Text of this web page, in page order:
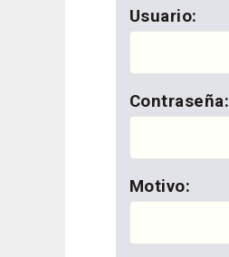
Usuario:
Contraseña:
Motivo: